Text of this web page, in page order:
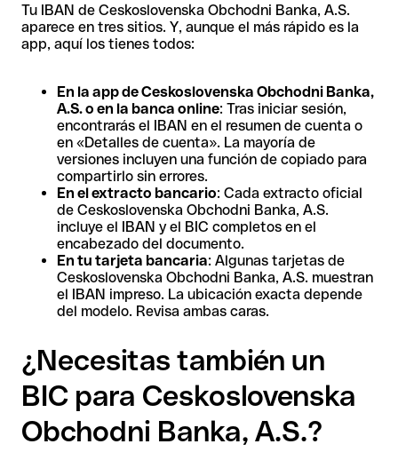
Tu IBAN de Ceskoslovenska Obchodni Banka, A.S.
aparece en tres sitios. Y, aunque el más rápido es la
app, aquí los tienes todos:
En la app de Ceskoslovenska Obchodni Banka,
A.S. o en la banca online: Tras iniciar sesión,
encontrarás el IBAN en el resumen de cuenta o
en «Detalles de cuenta». La mayoría de
versiones incluyen una función de copiado para
compartirlo sin errores.
En el extracto bancario: Cada extracto oficial
de Ceskoslovenska Obchodni Banka, A.S.
incluye el IBAN y el BIC completos en el
encabezado del documento.
En tu tarjeta bancaria: Algunas tarjetas de
Ceskoslovenska Obchodni Banka, A.S. muestran
el IBAN impreso. La ubicación exacta depende
del modelo. Revisa ambas caras.
¿Necesitas también un
BIC para Ceskoslovenska
Obchodni Banka, A.S.?